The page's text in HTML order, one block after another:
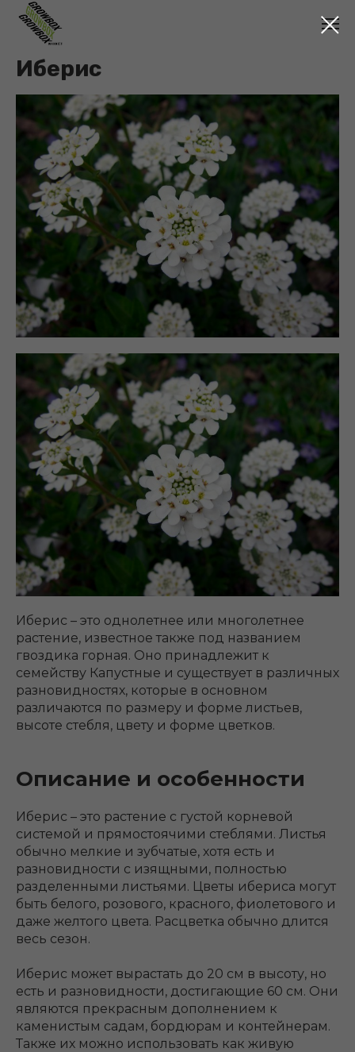
Иберис
Иберис – это однолетнее или многолетнее
растение, известное также под названием
гвоздика горная. Оно принадлежит к
семейству Капустные и существует в различных
разновидностях, которые в основном
различаются по размеру и форме листьев,
высоте стебля, цвету и форме цветков.
Описание и особенности
Иберис – это растение с густой корневой
системой и прямостоячими стеблями. Листья
обычно мелкие и зубчатые, хотя есть и
разновидности с изящными, полностью
разделенными листьями. Цветы ибериса могут
быть белого, розового, красного, фиолетового и
даже желтого цвета. Расцветка обычно длится
весь сезон.
Иберис может вырастать до 20 см в высоту, но
есть и разновидности, достигающие 60 см. Они
являются прекрасным дополнением к
каменистым садам, бордюрам и контейнерам.
Также их можно использовать как живую